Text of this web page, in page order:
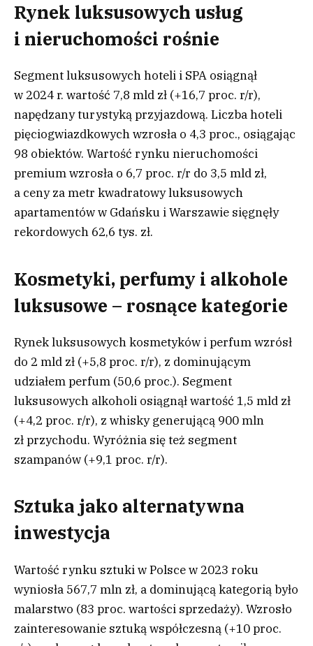
Rynek luksusowych usług
i nieruchomości rośnie
Segment luksusowych hoteli i SPA osiągnął
w 2024 r. wartość 7,8 mld zł (+16,7 proc. r/r),
napędzany turystyką przyjazdową. Liczba hoteli
pięciogwiazdkowych wzrosła o 4,3 proc., osiągając
98 obiektów. Wartość rynku nieruchomości
premium wzrosła o 6,7 proc. r/r do 3,5 mld zł,
a ceny za metr kwadratowy luksusowych
apartamentów w Gdańsku i Warszawie sięgnęły
rekordowych 62,6 tys. zł.
Kosmetyki, perfumy i alkohole
luksusowe – rosnące kategorie
Rynek luksusowych kosmetyków i perfum wzrósł
do 2 mld zł (+5,8 proc. r/r), z dominującym
udziałem perfum (50,6 proc.). Segment
luksusowych alkoholi osiągnął wartość 1,5 mld zł
(+4,2 proc. r/r), z whisky generującą 900 mln
zł przychodu. Wyróżnia się też segment
szampanów (+9,1 proc. r/r).
Sztuka jako alternatywna
inwestycja
Wartość rynku sztuki w Polsce w 2023 roku
wyniosła 567,7 mln zł, a dominującą kategorią było
malarstwo (83 proc. wartości sprzedaży). Wzrosło
zainteresowanie sztuką współczesną (+10 proc.